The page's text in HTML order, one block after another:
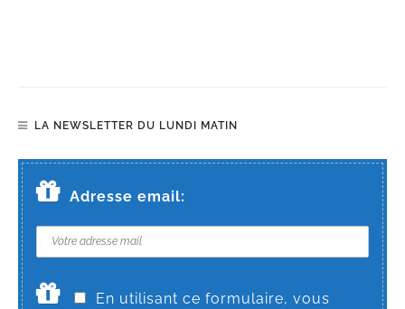
LA NEWSLETTER DU LUNDI MATIN
Adresse email:
En utilisant ce formulaire, vous